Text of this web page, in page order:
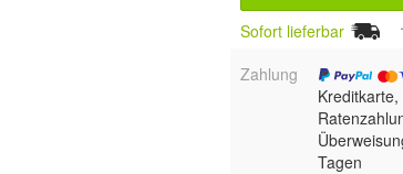
Sofort lieferbar
Zahlung
Tagen